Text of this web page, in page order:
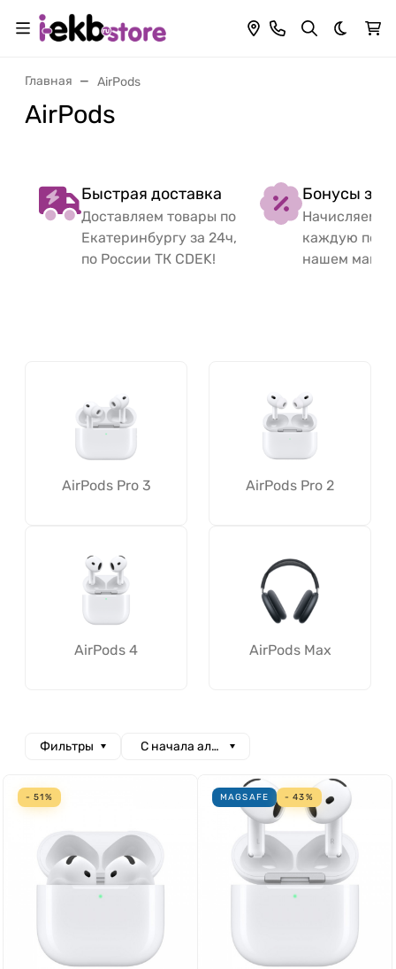
Темная
Главная AirPods
AirPods
Быстрая доставка
Доставляем товары по
Екатеринбургу за 24ч,
по России ТК CDEK!
Бонусы за
Начисляем
каждую
нашем
AirPods Pro 3 AirPods Pro 2
AirPods 4 AirPods Max
Фильтры С начала алфавита
- 51% MAGSAFE - 43%